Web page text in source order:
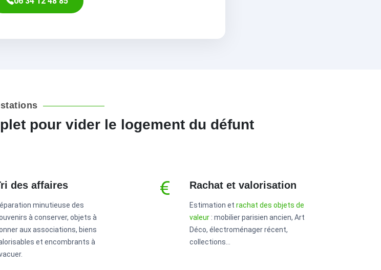
pour vider le logement du défunt
des affaires
minutieuse des
à conserver, objets à
aux associations, biens
et encombrants à
Rachat et valorisation
Estimation et rachat des objets de
valeur : mobilier parisien ancien, Art
Déco, électroménager récent,
collections...